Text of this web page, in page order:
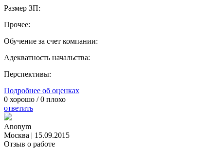
Размер ЗП:
Прочее:
Обучение за счет компании:
Адекватность начальства:
Перспективы:
Подробнее об оценках
0 хорошо /0 плохо
ответить
Anonym
Москва | 15.09.2015
Отзыв о работе